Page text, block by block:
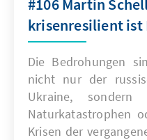
#106 Martin
krisenresilient ist
Die Bedrohungen
nicht nur der
Ukraine, sondern
Naturkatastrophen
Krisen der